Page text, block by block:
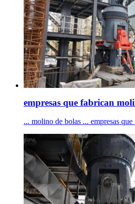
empresas que fabrican
... molino de bolas ... empresas